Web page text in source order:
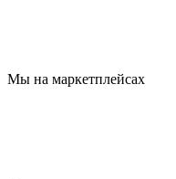
Мы на маркетплейсах